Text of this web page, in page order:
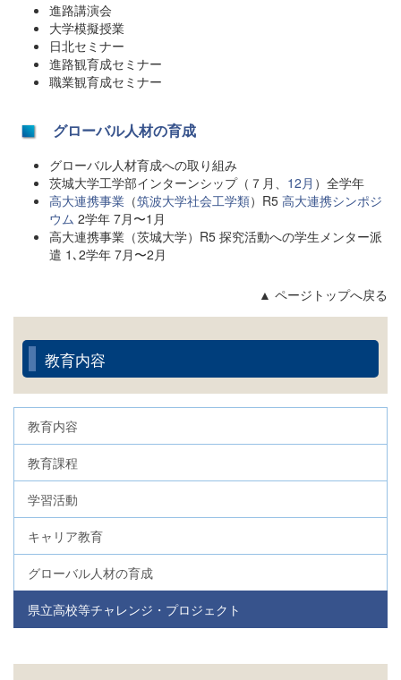
進路講演会
大学模擬授業
日北セミナー
進路観育成セミナー
職業観育成セミナー
グローバル人材の育成
グローバル人材育成への取り組み
茨城大学工学部インターンシップ（７月、 12月 ）全学年
高大連携事業 （筑波大学社会工学類）R5 高大連携シンポジ
ウム 2学年 7月〜1月
高大連携事業（茨城大学）R5 探究活動への学生メンター派
遣 1､2学年 7月〜2月
▲ ページトップへ戻る
教育内容
教育内容
教育課程
学習活動
キャリア教育
グローバル人材の育成
県立高校等チャレンジ・プロジェクト